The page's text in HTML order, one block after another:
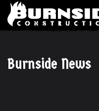
Burnside News